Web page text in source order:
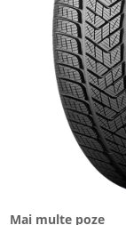
Mai multe poze